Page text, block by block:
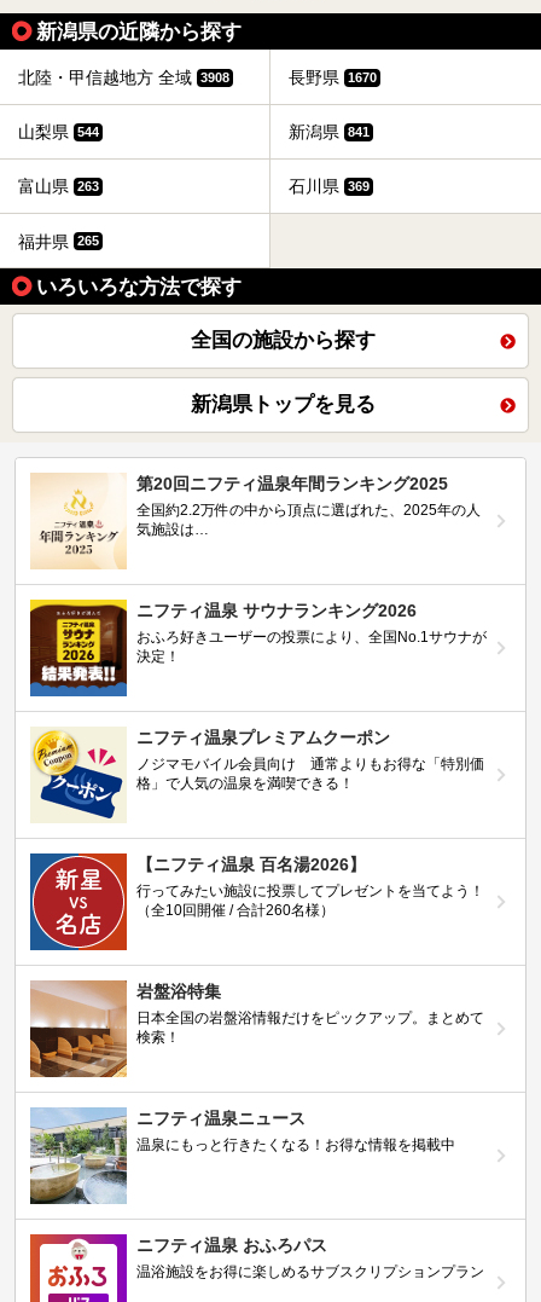
新潟県の近隣から探す
北陸・甲信越地方 全域 3908 長野県 1670
山梨県 544 新潟県 841
富山県 263 石川県 369
福井県 265
いろいろな方法で探す
全国の施設から探す
新潟県トップを見る
第20回ニフティ温泉年間ランキング2025
全国約2.2万件の中から頂点に選ばれた、2025年の人
気施設は…
ニフティ温泉 サウナランキング2026
おふろ好きユーザーの投票により、全国No.1サウナが
決定！
ニフティ温泉プレミアムクーポン
ノジマモバイル会員向け 通常よりもお得な「特別価
格」で人気の温泉を満喫できる！
【ニフティ温泉 百名湯2026】
行ってみたい施設に投票してプレゼントを当てよう！
（全10回開催 / 合計260名様）
岩盤浴特集
日本全国の岩盤浴情報だけをピックアップ。まとめて
検索！
ニフティ温泉ニュース
温泉にもっと行きたくなる！お得な情報を掲載中
ニフティ温泉 おふろパス
温浴施設をお得に楽しめるサブスクリプションプラン